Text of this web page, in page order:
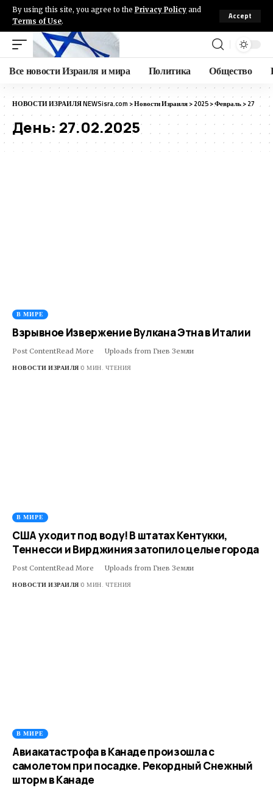
By using this site, you agree to the Privacy Policy and
Terms of Use.
Accept
Все новости Израиля и мира Политика Общество
НОВОСТИ ИЗРАИЛЯ NEWSisra.com >Новости Израиля>2025>Февраль>27
День:27.02.2025
В МИРЕ
Взрывное Извержение Вулкана Этна в Италии
Post ContentRead More ​ ​ ​Uploads from Гнев Земли
НОВОСТИ ИЗРАИЛЯ 0 МИН. ЧТЕНИЯ
В МИРЕ
США уходит под воду! В штатах Кентукки,
Теннесси и Вирджиния затопило целые города
Post ContentRead More ​ ​ ​Uploads from Гнев Земли
НОВОСТИ ИЗРАИЛЯ 0 МИН. ЧТЕНИЯ
В МИРЕ
Авиакатастрофа в Канаде произошла с
самолетом при посадке. Рекордный Снежный
шторм в Канаде